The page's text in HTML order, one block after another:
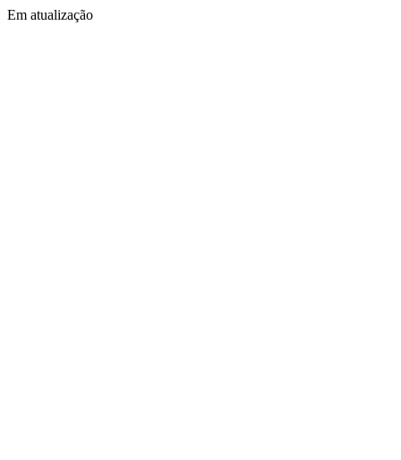
Em atualização